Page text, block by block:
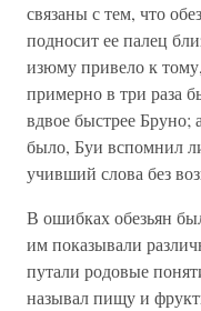
связаны с тем, что
подносит ее палец
изюму привело к
примерно в три раза
вдвое быстрее Бруно;
было, Буи вспомнил
учивший слова без
В ошибках обезьян
им показывали
путали родовые
называл пищу и